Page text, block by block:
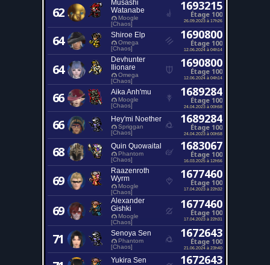
62
Musashi
Watanabe
Moogle
[Chaos]
1693215
Étage 100
26.09.2023 à 17h26
64 Shiroe Elp
Omega
[Chaos]
1690800
Étage 100
12.06.2024 à 04h14
64
Devhunter
Ilionare
Omega
[Chaos]
1690800
Étage 100
12.06.2024 à 04h14
66 Aika Anh'mu
Moogle
[Chaos]
1689284
Étage 100
24.04.2023 à 00h58
66 Hey'mi Noether
Spriggan
[Chaos]
1689284
Étage 100
24.04.2023 à 00h58
68 Quin Quowaital
Phantom
[Chaos]
1683067
Étage 100
16.03.2025 à 12h56
69
Raazenroth
Wyrm
Moogle
[Chaos]
1677460
Étage 100
17.04.2023 à 22h32
69
Alexander
Gishki
Moogle
[Chaos]
1677460
Étage 100
17.04.2023 à 22h31
71 Senoya Sen
Phantom
[Chaos]
1672643
Étage 100
21.06.2024 à 23h40
Yukira Sen 1672643